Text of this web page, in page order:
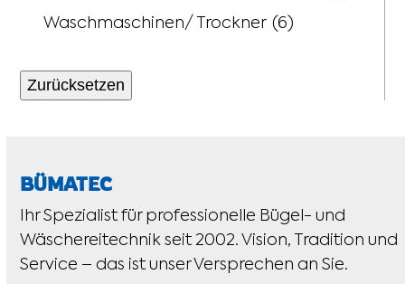
Waschmaschinen/ Trockner (6)
Zurücksetzen
BÜMATEC
Ihr Spezialist für professionelle Bügel- und
Wäschereitechnik seit 2002. Vision, Tradition und
Service – das ist unser Versprechen an Sie.